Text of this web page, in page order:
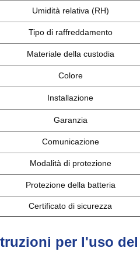
Umidità relativa (RH)
Tipo di raffreddamento
Materiale della custodia
Colore
Installazione
Garanzia
Comunicazione
Modalità di protezione
Protezione della batteria
Certificato di sicurezza
per l'uso